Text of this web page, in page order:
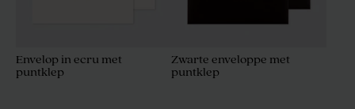
Envelop in ecru met
puntklep
Zwarte enveloppe met
puntklep